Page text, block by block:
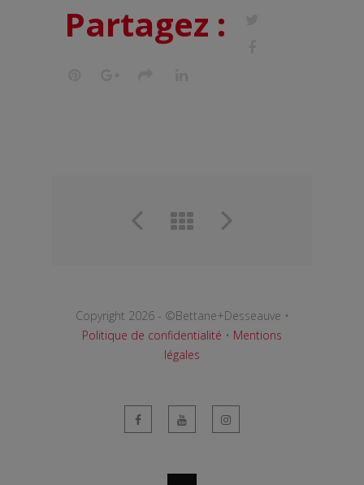
Partagez :
Copyright 2026 - ©Bettane+Desseauve •
Politique de confidentialité • Mentions
légales